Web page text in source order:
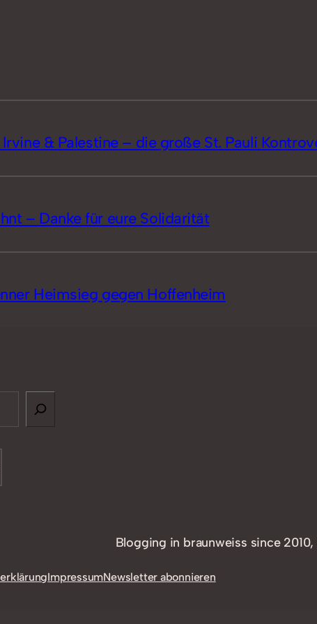
& Palestine – die große St. Pauli
– Danke für eure Solidarität
Heimsieg gegen Hoffenheim
Blogging in braunweiss since
ImpressumNewsletter abonnieren